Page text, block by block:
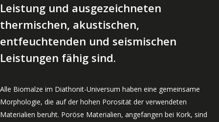
Leistung und ausgezeichneten
thermischen, akustischen,
entfeuchtenden und seismischen
Leistungen fähig sind.
Alle Biomalze im Diathonit-Universum haben eine gemeinsame
Morphologie, die auf der hohen Porosität der verwendeten
Materialien beruht. Poröse Materialien, angefangen bei Kork, sind